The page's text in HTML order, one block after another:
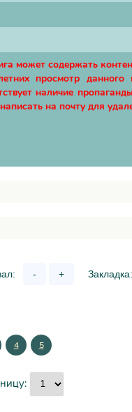
может содержать
просмотр
наличие
на почту для
- + Закладка:
4 5